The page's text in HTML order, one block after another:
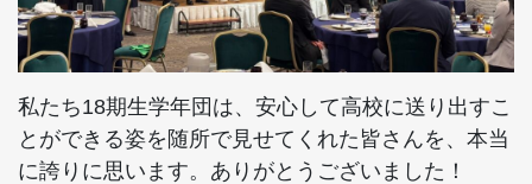
私たち18期生学年団は、安心して高校に送り出すこ
とができる姿を随所で見せてくれた皆さんを、本当
に誇りに思います。ありがとうございました！